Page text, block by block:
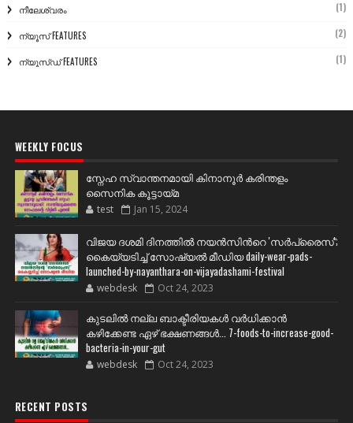
നീലേശ്വരം (1)
ന്യൂസ് FEATURES (2)
ന്യൂസ്ഡ് FEATURES (1)
WEEKLY FOCUS
സ്നേഹ സ്വാന്തനമായി കിനാനൂർ കരിന്തളം
സൈനിക കൂട്ടായ്മ
test Jan 15, 2024
വിജയ ദശമി ദിനത്തില്‍ നയന്‍സിന്‍റെ 'സര്‍പ്രൈസ്';
കൈയ്യടിച്ച് സോഷ്യല്‍ മീഡിയ daily-wear-pads-
launched-by-nayanthara-on-vijayadashami-festival
webdesk Oct 24, 2023
കുടലിൽ നല്ല ബാക്ടീരിയകൾ വര്‍ധിക്കാന്‍
കഴിക്കേണ്ട ഏഴ് ഭക്ഷണങ്ങള്‍... 7-foods-to-increase-good-
bacteria-in-your-gut
webdesk Oct 24, 2023
RECENT POSTS